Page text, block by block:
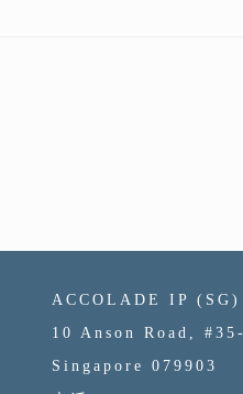
ACCOLADE IP
10 Anson Road,
Singapore 079903